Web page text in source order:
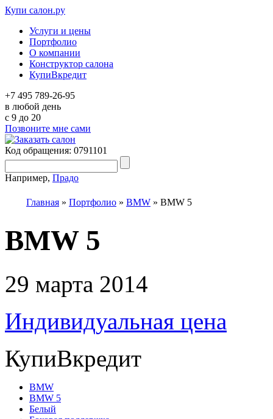
Купи салон.ру
Услуги и цены
Портфолио
О компании
Конструктор салона
КупиВкредит
+7 495 789-26-95
в любой день
c 9 до 20
Позвоните мне сами
Код обращения: 0791101
Например, Прадо
Главная » Портфолио » BMW » BMW 5
BMW 5
29 марта 2014
Индивидуальная цена
КупиВкредит
BMW
BMW 5
Белый